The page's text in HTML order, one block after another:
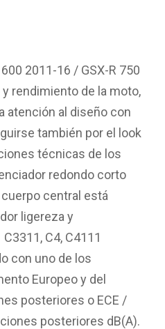
2011-16 / GSX-R 750
rendimiento de la moto,
atención al diseño con
también por el look
técnicas de los
redondo corto
central está
ligereza y
C4, C4111
con uno de los
Europeo y del
posteriores o ECE /
posteriores dB(A).